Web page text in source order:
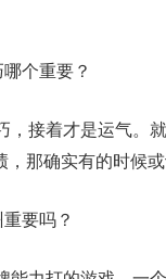
个重要？
，接着才是运气。
那确实有的时候
要吗？